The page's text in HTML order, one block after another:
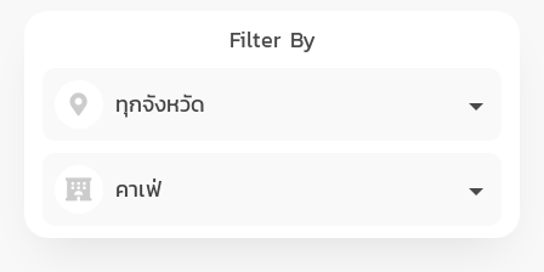
Filter By
ทุกจังหวัด
คาเฟ่